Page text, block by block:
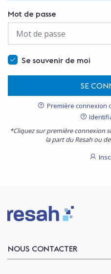
Mot de passe
Se souvenir de moi
SE
Première connexion
*Cliquez sur première connexion
la part du Resah ou
Logo Resah
NOUS CONTACTER